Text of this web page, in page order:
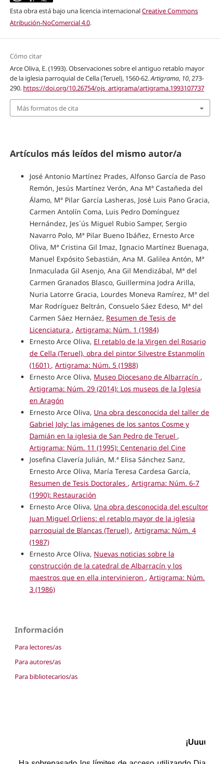
Esta obra está bajo una licencia internacionalCreative Commons
Atribución-NoComercial 4.0.
Cómo citar
Arce Oliva, E. (1993). Observaciones sobre el antiguo retablo mayor
de la iglesia parroquial de Cella (Teruel), 1560-62.Artigrama, 10, 273-
290. https://doi.org/10.26754/ojs_artigrama/artigrama.1993107737
Más formatos de cita
Artículos más leídos del mismo autor/a
José Antonio Martínez Prades, Alfonso García de Paso
Remón, Jesús Martínez Verón, Ana Mª Castañeda del
Álamo, Mª Pilar García Lasheras, José Luis Pano Gracia,
Carmen Antolín Coma, Luis Pedro Domínguez
Hernández, Jes´ús Miguel Rubio Samper, Sergio
Navarro Polo, Mª Pilar Bueno Ibáñez, Ernesto Arce
Oliva, Mª Cristina Gil Imaz, Ignacio Martínez Buenaga,
Manuel Expósito Sebastián, Ana M. Galilea Antón, Mª
Inmaculada Gil Asenjo, Ana Gil Mendizábal, Mª del
Carmen Granados Blasco, Guillermina Jodra Arilla,
Nuria Latorre Gracia, Lourdes Moneva Ramírez, Mª del
Mar Rodríguez Beltrán, Consuelo Sáez Edeso, Mª del
Carmen Sáez Hernáez, Resumen de Tesis de
Licenciatura , Artigrama: Núm. 1 (1984)
Ernesto Arce Oliva, El retablo de la Virgen del Rosario
de Cella (Teruel), obra del pintor Silvestre Estanmolín
(1601) , Artigrama: Núm. 5 (1988)
Ernesto Arce Oliva, Museo Diocesano de Albarracín ,
Artigrama: Núm. 29 (2014): Los museos de la Iglesia
en Aragón
Ernesto Arce Oliva, Una obra desconocida del taller de
Gabriel Joly: las imágenes de los santos Cosme y
Damián en la iglesia de San Pedro de Teruel ,
Artigrama: Núm. 11 (1995): Centenario del Cine
Josefina Clavería Julián, M.ª Elisa Sánchez Sanz,
Ernesto Arce Oliva, María Teresa Cardesa García,
Resumen de Tesis Doctorales , Artigrama: Núm. 6-7
(1990): Restauración
Ernesto Arce Oliva, Una obra desconocida del escultor
Juan Miguel Orliens: el retablo mayor de la iglesia
parroquial de Blancas (Teruel) , Artigrama: Núm. 4
(1987)
Ernesto Arce Oliva, Nuevas noticias sobre la
construcción de la catedral de Albarracín y los
maestros que en ella intervinieron , Artigrama: Núm.
3 (1986)
Información
Para lectores/as
Para autores/as
Para bibliotecarios/as